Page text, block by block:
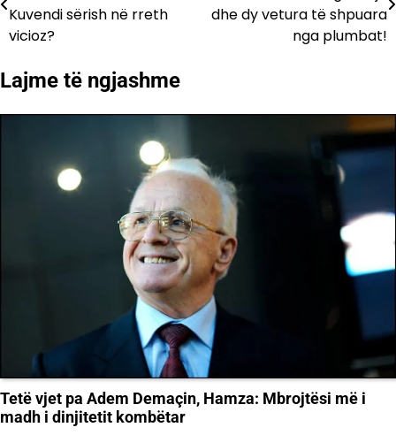
te
postimet
Kuvendi sërish në rreth
vicioz?
dhe dy vetura të shpuara
nga plumbat!
Lajme të ngjashme
Tetë vjet pa Adem Demaçin, Hamza: Mbrojtësi më i
madh i dinjitetit kombëtar